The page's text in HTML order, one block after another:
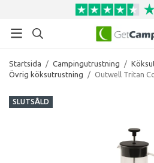
Startsida / Campingutrustning /
Övrig köksutrustning
/ Outwell Tritan
SLUTSÅLD